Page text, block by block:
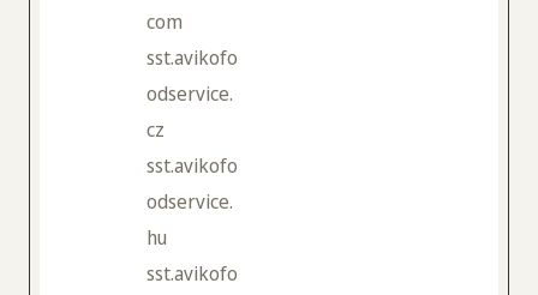
com
sst.avikofo
odservice.
cz
sst.avikofo
odservice.
hu
sst.avikofo